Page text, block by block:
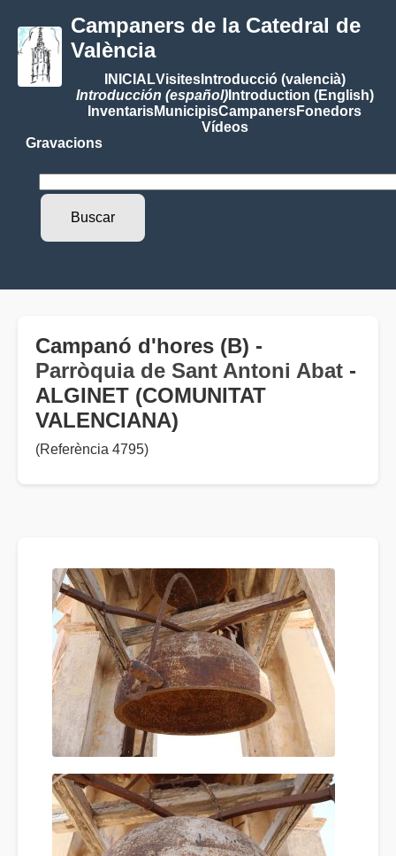
Campaners de la Catedral de
València
INICIALVisitesIntroducció (valencià)
Introducción (español)Introduction (English)
InventarisMunicipisCampanersFonedors
Vídeos
Gravacions
Campanó d'hores (B) -
Parròquia de Sant Antoni Abat -
ALGINET (COMUNITAT
VALENCIANA)
(Referència 4795)